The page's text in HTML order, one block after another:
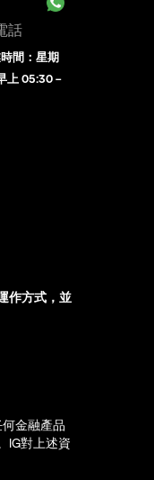
話
間：星期
上 05:30 –
作方式，並
金融產品
IG對上述資